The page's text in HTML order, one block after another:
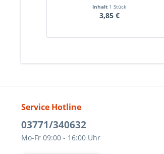
Inhalt 1 Stück
3,85 €
Service Hotline
03771/340632
Mo-Fr 09:00 - 16:00 Uhr